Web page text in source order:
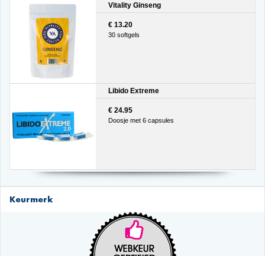
Vitality Ginseng
€ 13.20
30 softgels
Libido Extreme
€ 24.95
Doosje met 6 capsules
Keurmerk